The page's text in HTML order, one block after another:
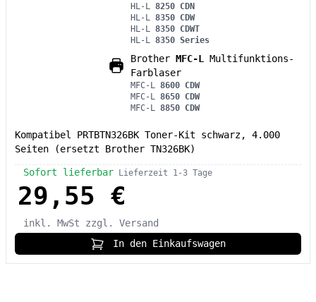
HL-L
8250 CDN
HL-L
8350 CDW
HL-L
8350 CDWT
HL-L
8350 Series
Brother MFC-L
Multifunktions-
Farblaser
MFC-L
8600 CDW
MFC-L
8650 CDW
MFC-L
8850 CDW
Kompatibel PRTBTN326BK Toner-Kit schwarz, 4.000
Seiten (ersetzt Brother TN326BK)
Sofort lieferbar Lieferzeit 1-3 Tage
29,55 €
inkl. MwSt
zzgl. Versand
In den Einkaufswagen